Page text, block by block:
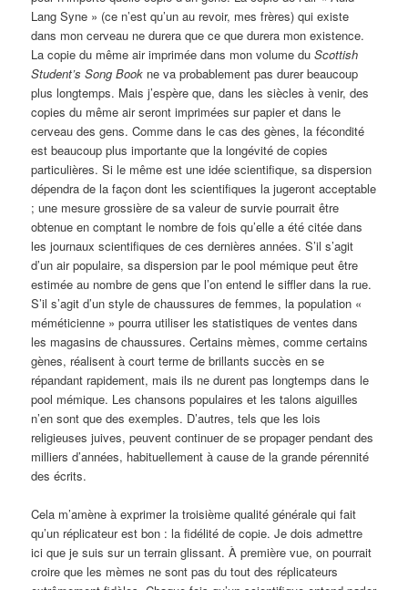
Lang Syne » (ce n’est qu’un au revoir, mes frères) qui existe
dans mon cerveau ne durera que ce que durera mon existence.
La copie du même air imprimée dans mon volume duScottish
Student’s Song Book ne va probablement pas durer beaucoup
plus longtemps. Mais j’espère que, dans les siècles à venir, des
copies du même air seront imprimées sur papier et dans le
cerveau des gens. Comme dans le cas des gènes, la fécondité
est beaucoup plus importante que la longévité de copies
particulières. Si le même est une idée scientifique, sa dispersion
dépendra de la façon dont les scientifiques la jugeront acceptable
; une mesure grossière de sa valeur de survie pourrait être
obtenue en comptant le nombre de fois qu’elle a été citée dans
les journaux scientifiques de ces dernières années. S’il s’agit
d’un air populaire, sa dispersion par le pool mémique peut être
estimée au nombre de gens que l’on entend le siffler dans la rue.
S’il s’agit d’un style de chaussures de femmes, la population «
méméticienne » pourra utiliser les statistiques de ventes dans
les magasins de chaussures. Certains mèmes, comme certains
gènes, réalisent à court terme de brillants succès en se
répandant rapidement, mais ils ne durent pas longtemps dans le
pool mémique. Les chansons populaires et les talons aiguilles
n’en sont que des exemples. D’autres, tels que les lois
religieuses juives, peuvent continuer de se propager pendant des
milliers d’années, habituellement à cause de la grande pérennité
des écrits.
Cela m’amène à exprimer la troisième qualité générale qui fait
qu’un réplicateur est bon : la fidélité de copie. Je dois admettre
ici que je suis sur un terrain glissant. À première vue, on pourrait
croire que les mèmes ne sont pas du tout des réplicateurs